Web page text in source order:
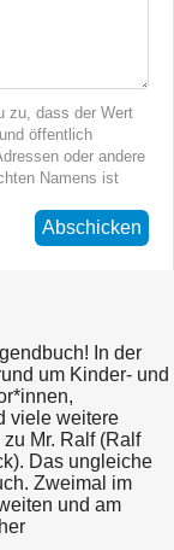
zu, dass der Wert
öffentlich
oder andere
Namens ist
Abschicken
In der
um Kinder- und
viele weitere
Mr. Ralf (Ralf
Das ungleiche
Zweimal im
und am